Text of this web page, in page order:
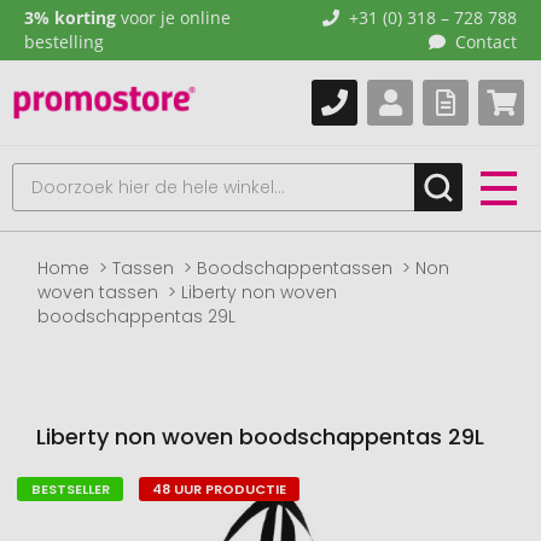
3% korting voor je online
bestelling
+31 (0) 318 – 728 788
Contact
Home Tassen Boodschappentassen
Non
woven tassen
Liberty non woven
boodschappentas 29L
Liberty non woven boodschappentas 29L
Naar
BESTSELLER 48 UUR PRODUCTIE